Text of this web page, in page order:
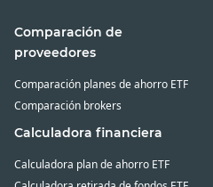
Comparación de
proveedores
Comparación planes de ahorro ETF
Comparación brokers
Calculadora financiera
Calculadora plan de ahorro ETF